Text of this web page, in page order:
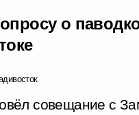
о
совещание с